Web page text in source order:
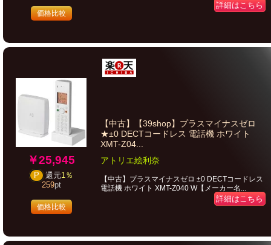
価格比較
詳細はこちら
￥25,945
P 還元1％
259pt
価格比較
【中古】【39shop】プラスマイナスゼロ
★±0 DECTコードレス 電話機 ホワイト
XMT-Z04...
アトリエ絵利奈
【中古】プラスマイナスゼロ ±0 DECTコードレス
電話機 ホワイト XMT-Z040 W【メーカー名...
詳細はこちら